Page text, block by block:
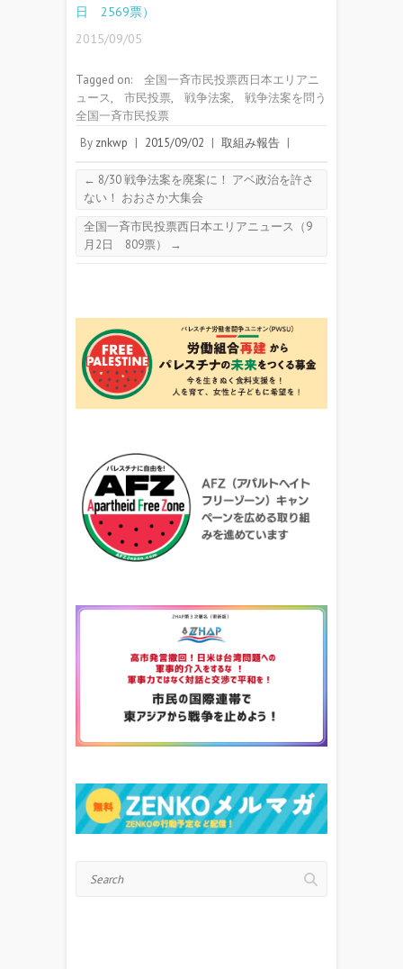
日 2569票）
2015/09/05
Tagged on:
全国一斉市民投票西日本エリアニ
ュース, 市民投票, 戦争法案,
戦争法案を問う
全国一斉市民投票
By znkwp | 2015/09/02 | 取組み報告 |
← 8/30 戦争法案を廃案に！ アベ政治を許さ
ない！ おおさか大集会
全国一斉市民投票西日本エリアニュース（9
月2日 809票）
→